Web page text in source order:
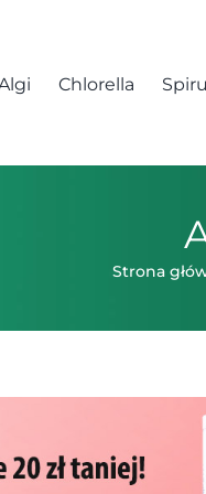
Chlorella
Strona